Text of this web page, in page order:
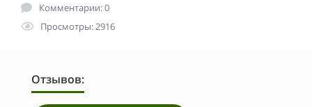
Комментарии: 0
Просмотры: 2916
Отзывов: